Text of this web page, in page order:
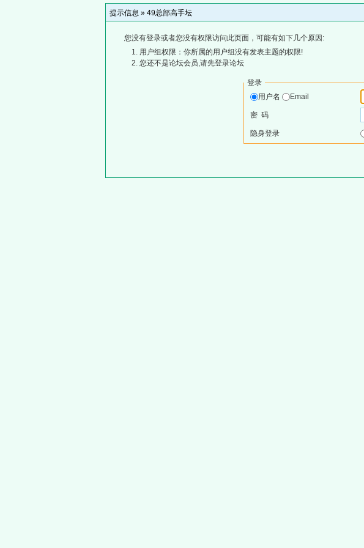
提示信息 » 49总部高手坛
您没有登录或者您没有权限访问此页面，可能有如下几个原因:
用户组权限：你所属的用户组没有发表主题的权限!
您还不是论坛会员,请先登录论坛
登录
用户名
Email
密 码
隐身登录